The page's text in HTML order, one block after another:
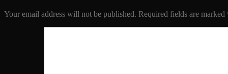
Your email address will not be published. Required fields are marked